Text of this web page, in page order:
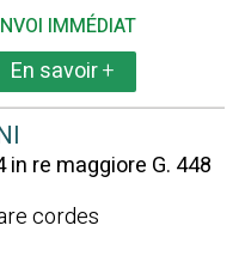
IMMÉDIAT
En savoir+
in re maggiore G. 448
cordes